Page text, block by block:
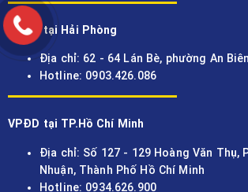
VPĐD tại Hải Phòng
Địa chỉ: 62 - 64 Lán Bè, phường An
Hotline: 0903.426.086
VPĐD tại TP.Hồ Chí Minh
Địa chỉ: Số 127 - 129 Hoàng Văn Thụ,
Nhuận, Thành Phố Hồ Chí Minh
Hotline: 0934.626.900